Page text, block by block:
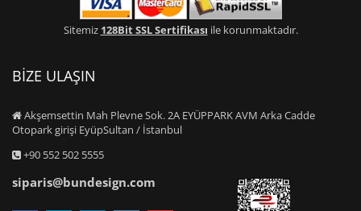
Sitemiz 128Bit SSL Sertifikası ile korunmaktadır.
BİZE ULAŞIN
Akşemsettin Mah Plevne Sok. 2A EYÜPPARK AVM Arka Cadde
Otopark girişi EyüpSultan / İstanbul
+90 552 502 5555
siparis@bundesign.com